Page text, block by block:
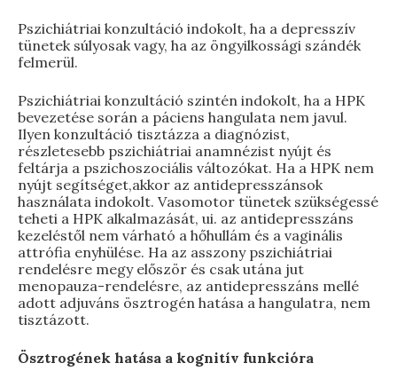
Pszichiátriai konzultáció indokolt, ha a depresszív
tünetek súlyosak vagy, ha az öngyilkossági szándék
felmerül.
Pszichiátriai konzultáció szintén indokolt, ha a HPK
bevezetése során a páciens hangulata nem javul.
Ilyen konzultáció tisztázza a diagnózist,
részletesebb pszichiátriai anamnézist nyújt és
feltárja a pszichoszociális változókat. Ha a HPK nem
nyújt segítséget,akkor az antidepresszánsok
használata indokolt. Vasomotor tünetek szükségessé
teheti a HPK alkalmazását, ui. az antidepresszáns
kezeléstől nem várható a hőhullám és a vaginális
attrófia enyhülése. Ha az asszony pszichiátriai
rendelésre megy először és csak utána jut
menopauza-rendelésre, az antidepresszáns mellé
adott adjuváns ösztrogén hatása a hangulatra, nem
tisztázott.
Ösztrogének hatása a kognitív funkcióra